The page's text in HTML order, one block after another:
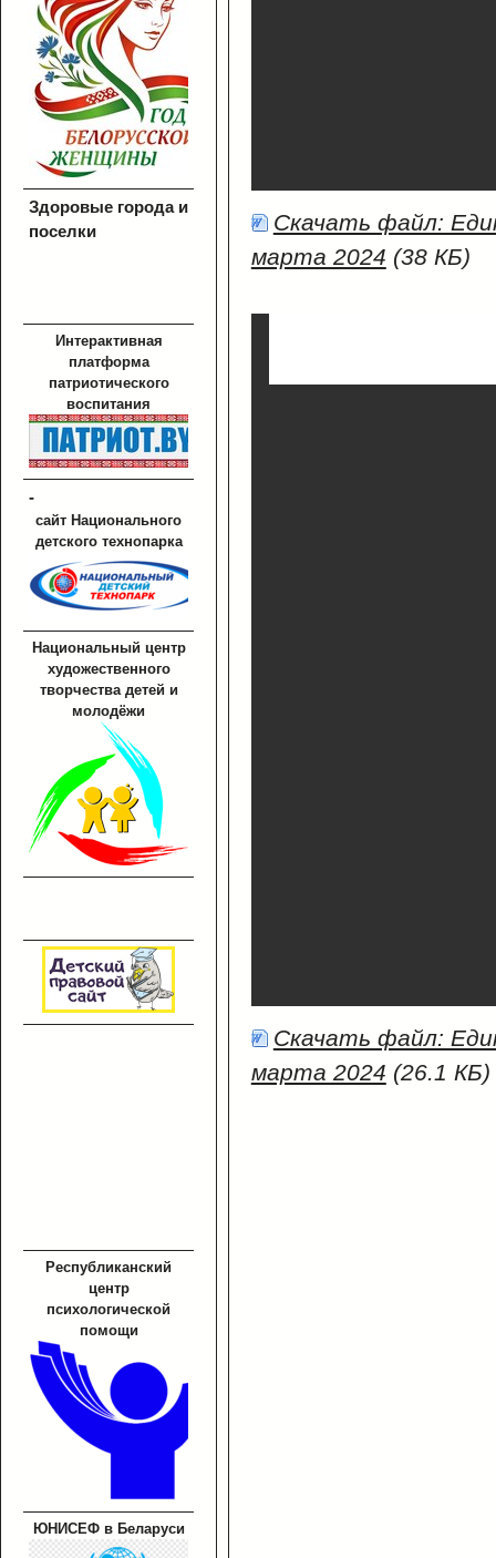
Здоровые города и
поселки
Интерактивная
платформа
патриотического
воспитания
-
сайт Национального
детского технопарка
Национальный центр
художественного
творчества детей и
молодёжи
Республиканский
центр
психологической
помощи
ЮНИСЕФ в Беларуси
Скачать файл:
марта 2024 (38 КБ)
Скачать файл:
марта 2024 (26.1 КБ)